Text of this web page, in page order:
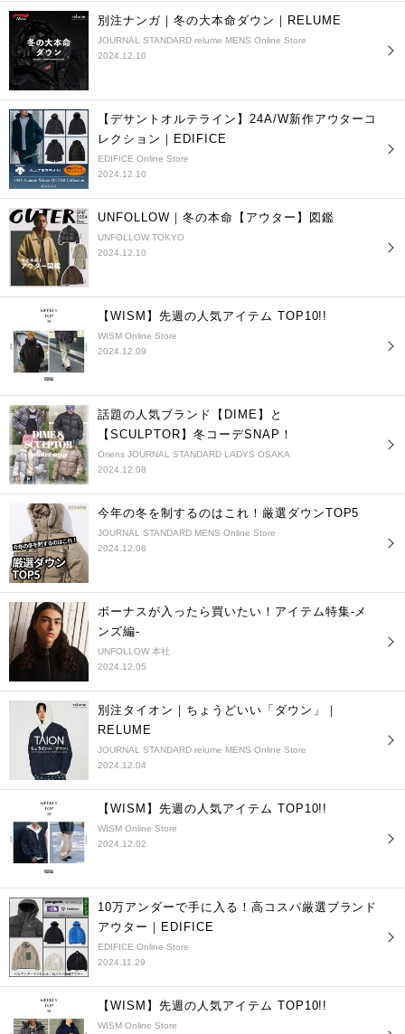
別注ナンガ｜冬の大本命ダウン｜RELUME
JOURNAL STANDARD relume MENS Online Store
2024.12.10
【デサントオルテライン】24A/W新作アウターコ
レクション｜EDIFICE
EDIFICE Online Store
2024.12.10
UNFOLLOW｜冬の本命【アウター】図鑑
UNFOLLOW TOKYO
2024.12.10
【WISM】先週の人気アイテム TOP10!!
WISM Online Store
2024.12.09
話題の人気ブランド【DIME】と
【SCULPTOR】冬コーデSNAP！
Oriens JOURNAL STANDARD LADYS OSAKA
2024.12.08
今年の冬を制するのはこれ！厳選ダウンTOP5
JOURNAL STANDARD MENS Online Store
2024.12.06
ボーナスが入ったら買いたい！アイテム特集-メ
ンズ編-
UNFOLLOW 本社
2024.12.05
別注タイオン｜ちょうどいい「ダウン」｜
RELUME
JOURNAL STANDARD relume MENS Online Store
2024.12.04
【WISM】先週の人気アイテム TOP10!!
WISM Online Store
2024.12.02
10万アンダーで手に入る！高コスパ厳選ブランド
アウター｜EDIFICE
EDIFICE Online Store
2024.11.29
【WISM】先週の人気アイテム TOP10!!
WISM Online Store